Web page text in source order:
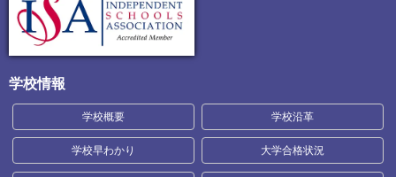
学校情報
学校概要 学校沿革
学校早わかり 大学合格状況